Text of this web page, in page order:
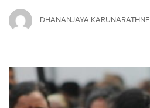
DHANANJAYA KARUNARATHNE